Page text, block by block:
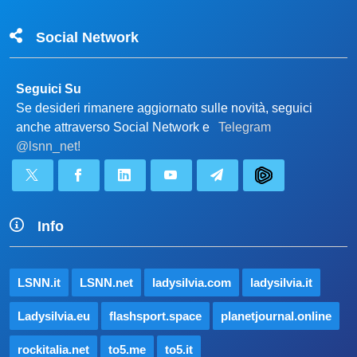
Social Network
Seguici Su
Se desideri rimanere aggiornato sulle novità, seguici
anche attraverso Social Network e
Telegram
@lsnn_net!
Info
LSNN.it LSNN.net ladysilvia.com ladysilvia.it
Ladysilvia.eu flashsport.space planetjournal.online
rockitalia.net to5.me to5.it